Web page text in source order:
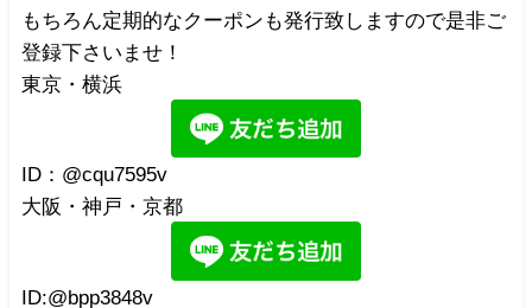
もちろん定期的なクーポンも発行致しますので是非ご
登録下さいませ！
東京・横浜
ID：@cqu7595v
大阪・神戸・京都
ID:@bpp3848v